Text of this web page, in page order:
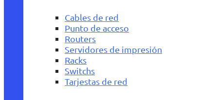
Cables de red
Punto de acceso
Routers
Servidores de impresión
Racks
Switchs
Tarjestas de red